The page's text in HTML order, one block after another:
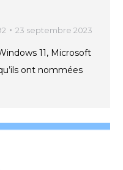
23 septembre 2023
11, Microsoft
ont nommées